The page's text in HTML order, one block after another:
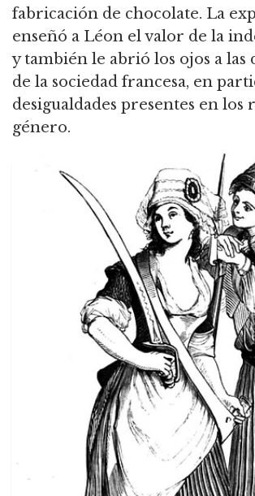
fabricación de chocolate. La
enseñó a Léon el valor de la
y también le abrió los ojos a las
de la sociedad francesa, en
desigualdades presentes en los
género.